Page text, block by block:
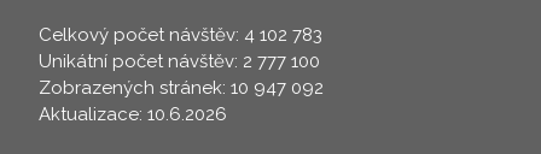
Celkový počet návštěv: 4 102 783
Unikátní počet návštěv: 2 777 100
Zobrazených stránek: 10 947 092
Aktualizace: 10.6.2026